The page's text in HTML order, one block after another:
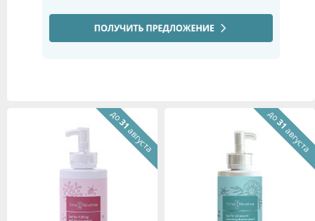
до31августа
до31августа